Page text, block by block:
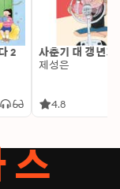
2
사춘기 대 갱년기
제성은
4.8
스